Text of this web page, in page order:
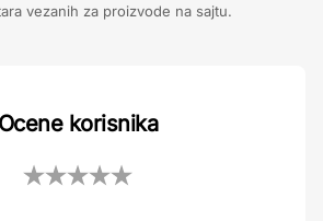
vezanih za proizvode na sajtu.
Ocene korisnika